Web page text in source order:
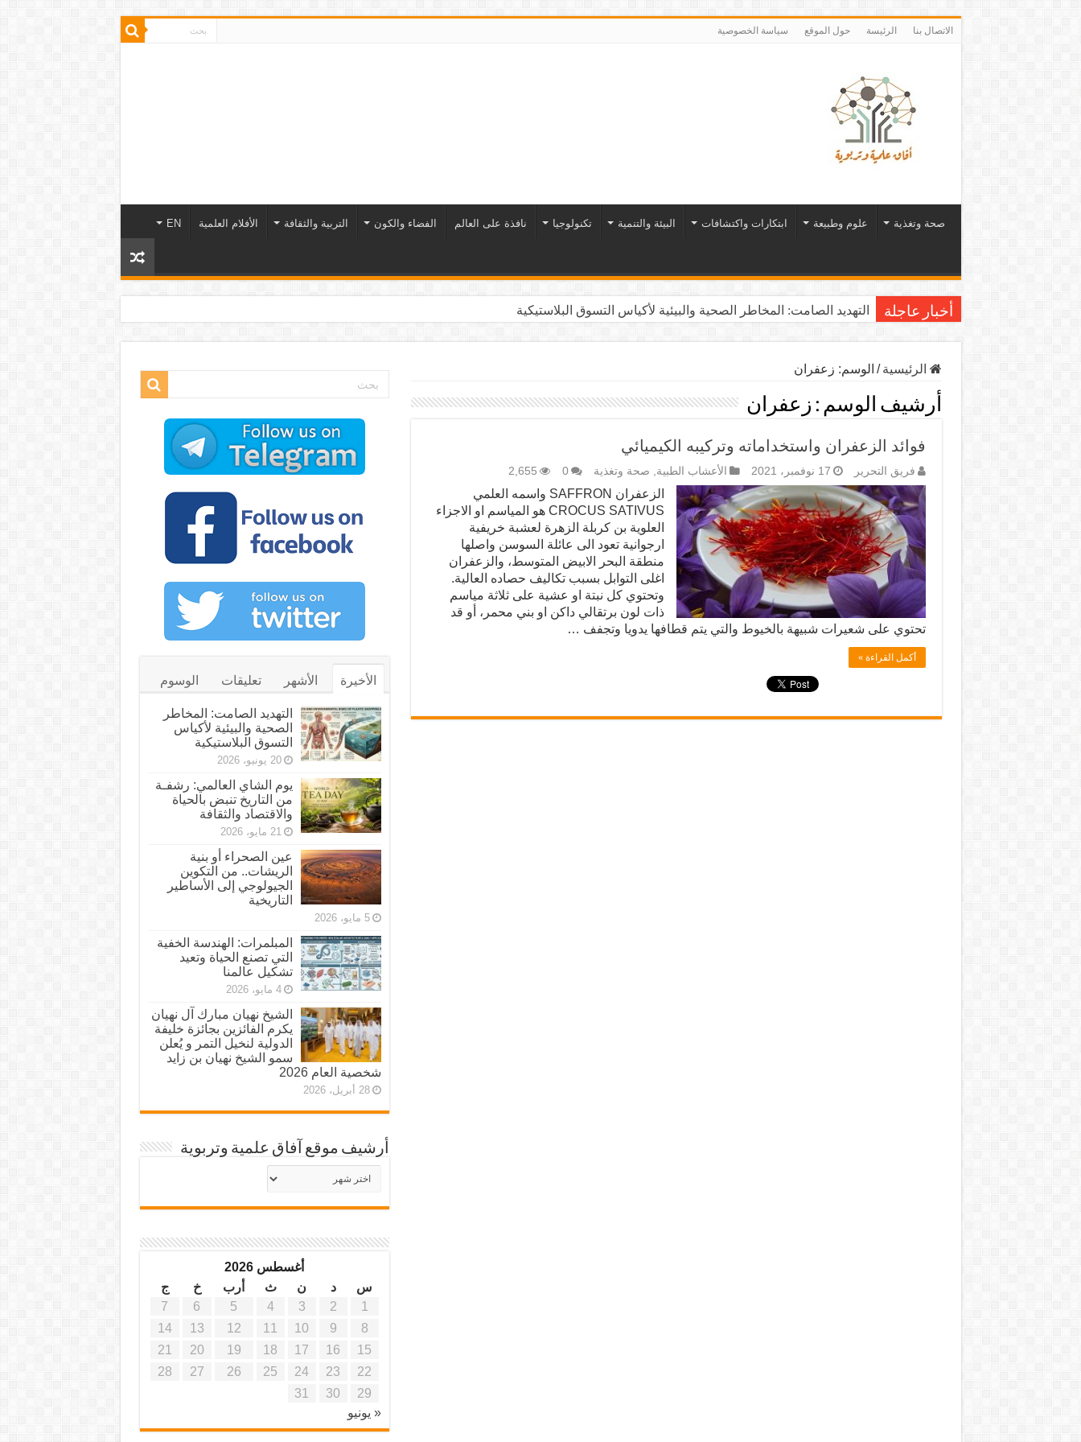
الاتصال بنا الرئيسة حول الموقع سياسة الخصوصية
صحة وتغذية علوم وطبيعة ابتكارات واكتشافات البيئة والتنمية تكنولوجيا نافذة على العالم الفضاء والكون التربية والثقافة الأفلام العلمية EN
أخبار عاجلة التهديد الصامت: المخاطر الصحية والبيئية لأكياس التسوق البلاستيكية
الرئيسية / الوسم: زعفران
أرشيف الوسم : زعفران
فوائد الزعفران واستخداماته وتركيبه الكيميائي
فريق التحرير 17 نوفمبر، 2021 الأعشاب الطبية, صحة وتغذية 0
2,655
الزعفران SAFFRON واسمه العلمي
CROCUS SATIVUS هو المياسم او الاجزاء
العلوية بن کربلة الزهرة لعشبة خريفية
ارجوانية تعود الى عائلة السوسن واصلها
منطقة البحر الابيض المتوسط، والزعفران
اغلى التوابل بسبب تكاليف حصاده العالية.
وتحتوي كل نبتة او عشية على ثلاثة مياسم
ذات لون برتقالي داكن او بني محمر، أو قد
تحتوي على شعيرات شبيهة بالخيوط والتي يتم قطافها يدويا وتجفف …
أكمل القراءة »
الأخيرة الأشهر تعليقات الوسوم
التهديد الصامت: المخاطر
الصحية والبيئية لأكياس
التسوق البلاستيكية
20 يونيو، 2026
يوم الشاي العالمي: رشفـة
من التاريخ تنبض بالحياة
والاقتصاد والثقافة
21 مايو، 2026
عين الصحراء أو بنية
الريشات.. من التكوين
الجيولوجي إلى الأساطير
التاريخية
5 مايو، 2026
المبلمرات: الهندسة الخفية
التي تصنع الحياة وتعيد
تشكيل عالمنا
4 مايو، 2026
الشيخ نهيان مبارك آل نهيان
يكرم الفائزين بجائزة خليفة
الدولية لنخيل التمر و يُعلن
سمو الشيخ نهيان بن زايد
شخصية العام 2026
28 أبريل، 2026
أرشيف موقع آفاق علمية وتربوية
أرشيف
موقع
أغسطس 2026
س
د ن ث أرب خ
ج
1
2
3
4
5
6
7
8
9
10
11
12
13
14
15
16
17
18
19
20
21
22
23
24
25
26
27
28
29
30
31
« يونيو